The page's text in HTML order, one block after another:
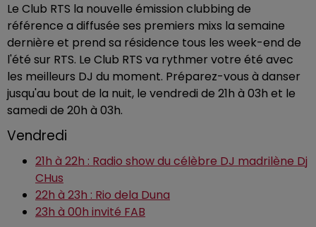
Le Club RTS la nouvelle émission clubbing de
référence a diffusée ses premiers mixs la semaine
dernière et prend sa résidence tous les week-end de
l'été sur RTS. Le Club RTS va rythmer votre été avec
les meilleurs DJ du moment. Préparez-vous à danser
jusqu'au bout de la nuit, le vendredi de 21h à 03h et le
samedi de 20h à 03h.
Vendredi
21h à 22h : Radio show du célèbre DJ madrilène Dj
CHus
22h à 23h : Rio dela Duna
23h à 00h invité FAB